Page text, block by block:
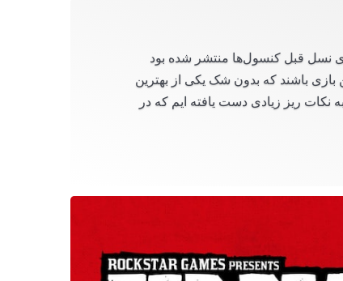
نسل قبل کنسول‌ها منتشر شده بود
باشند که بدون شک یکی از بهترین
نکات ریز زیادی دست یافته ایم که در